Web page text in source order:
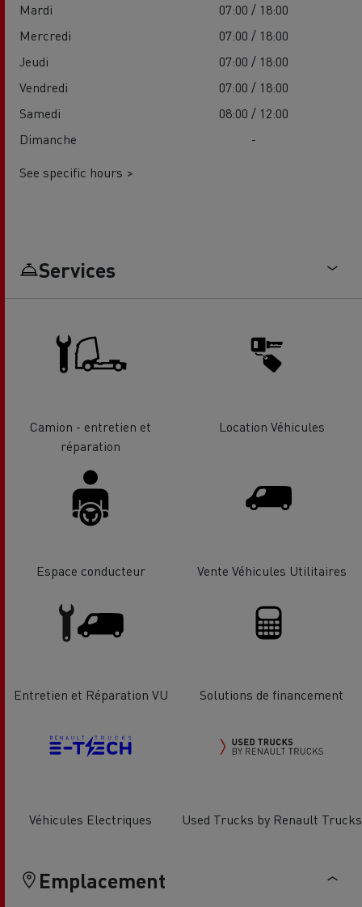
Mardi
07:00 / 18:00
Mercredi
07:00 / 18:00
Jeudi
07:00 / 18:00
Vendredi
07:00 / 18:00
Samedi
08:00 / 12:00
Dimanche
-
See specific hours >
Services
Camion - entretien et
réparation
Location Véhicules
Espace conducteur Vente Véhicules Utilitaires
Entretien et Réparation VU Solutions de financement
Véhicules Electriques Used Trucks by Renault Trucks
Emplacement